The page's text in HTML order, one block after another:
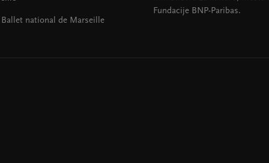
national de Marseille
Fundacije BNP-Paribas.